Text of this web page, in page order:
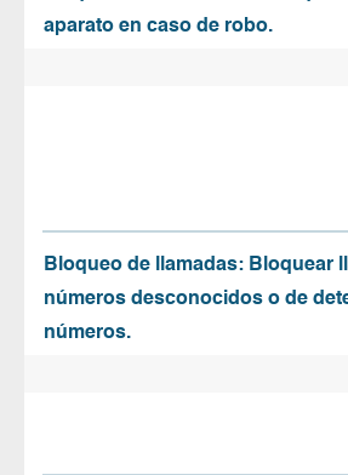
aparato en caso de robo.
Bloqueo de llamadas: Bloquear
números desconocidos o de
números.